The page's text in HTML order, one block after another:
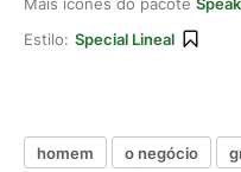
Estilo: Special Lineal
homem o negócio